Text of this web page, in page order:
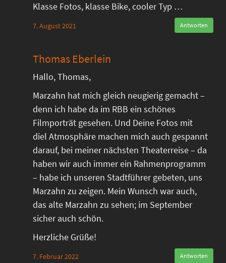
Klasse Fotos, klasse Bike, cooler Typ …
7. August 2021 Antworten
Thomas Eberlein
Hallo, Thomas,
Marzahn hat mich gleich neugierig gemacht –
denn ich habe da im RBB ein schönes
Filmporträt gesehen. Und Deine Fotos mit
diel Atmosphäre machen mich auch gespannt
darauf, bei meiner nächsten Theaterreise – da
haben wir auch immer ein Rahmenprogramm
– habe ich unseren Stadtführer gebeten, uns
Marzahn zu zeigen. Mein Wunsch war auch,
das alte Marzahn zu sehen; im September
sicher auch schön.
Herzliche Grüße!
7. Februar 2022 Antworten